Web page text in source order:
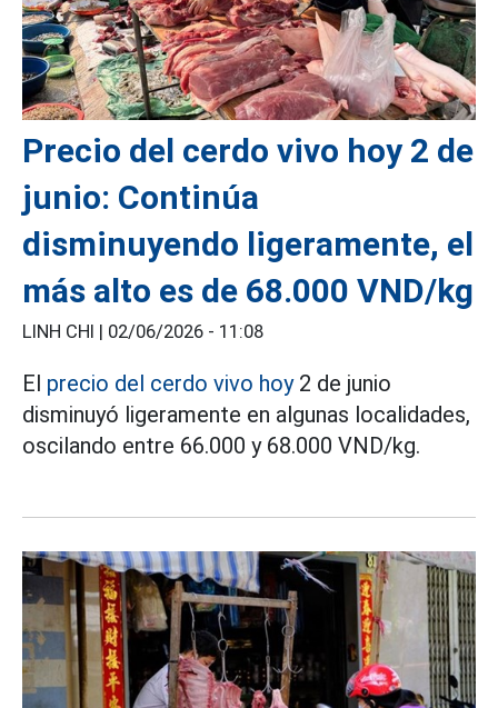
Precio del cerdo vivo hoy 2 de
junio: Continúa
disminuyendo ligeramente, el
más alto es de 68.000 VND/kg
LINH CHI | 02/06/2026 - 11:08
El precio del cerdo vivo hoy2 de junio
disminuyó ligeramente en algunas localidades,
oscilando entre 66.000 y 68.000 VND/kg.